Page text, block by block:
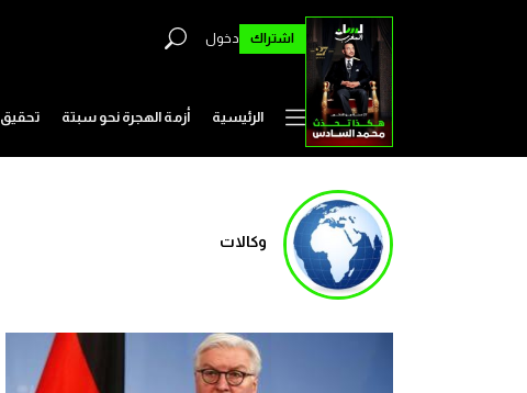
اشتراك دخول
الرئيسية أزمة الهجرة نحو سبتة تحقيق
وكالات